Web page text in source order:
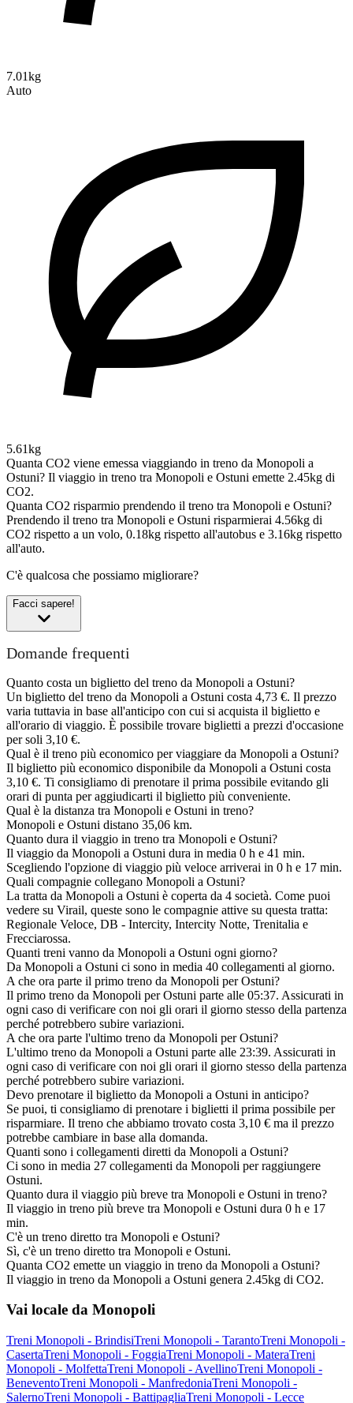
7.01kg
Auto
5.61kg
Quanta CO2 viene emessa viaggiando in treno da Monopoli a
Ostuni? Il viaggio in treno tra Monopoli e Ostuni emette 2.45kg di
CO2.
Quanta CO2 risparmio prendendo il treno tra Monopoli e Ostuni?
Prendendo il treno tra Monopoli e Ostuni risparmierai 4.56kg di
CO2 rispetto a un volo, 0.18kg rispetto all'autobus e 3.16kg rispetto
all'auto.
C'è qualcosa che possiamo migliorare?
Facci sapere!
Domande frequenti
Quanto costa un biglietto del treno da Monopoli a Ostuni?
Un biglietto del treno da Monopoli a Ostuni costa 4,73 €. Il prezzo
varia tuttavia in base all'anticipo con cui si acquista il biglietto e
all'orario di viaggio. È possibile trovare biglietti a prezzi d'occasione
per soli 3,10 €.
Qual è il treno più economico per viaggiare da Monopoli a Ostuni?
Il biglietto più economico disponibile da Monopoli a Ostuni costa
3,10 €. Ti consigliamo di prenotare il prima possibile evitando gli
orari di punta per aggiudicarti il biglietto più conveniente.
Qual è la distanza tra Monopoli e Ostuni in treno?
Monopoli e Ostuni distano 35,06 km.
Quanto dura il viaggio in treno tra Monopoli e Ostuni?
Il viaggio da Monopoli a Ostuni dura in media 0 h e 41 min.
Scegliendo l'opzione di viaggio più veloce arriverai in 0 h e 17 min.
Quali compagnie collegano Monopoli a Ostuni?
La tratta da Monopoli a Ostuni è coperta da 4 società. Come puoi
vedere su Virail, queste sono le compagnie attive su questa tratta:
Regionale Veloce, DB - Intercity, Intercity Notte, Trenitalia e
Frecciarossa.
Quanti treni vanno da Monopoli a Ostuni ogni giorno?
Da Monopoli a Ostuni ci sono in media 40 collegamenti al giorno.
A che ora parte il primo treno da Monopoli per Ostuni?
Il primo treno da Monopoli per Ostuni parte alle 05:37. Assicurati in
ogni caso di verificare con noi gli orari il giorno stesso della partenza
perché potrebbero subire variazioni.
A che ora parte l'ultimo treno da Monopoli per Ostuni?
L'ultimo treno da Monopoli a Ostuni parte alle 23:39. Assicurati in
ogni caso di verificare con noi gli orari il giorno stesso della partenza
perché potrebbero subire variazioni.
Devo prenotare il biglietto da Monopoli a Ostuni in anticipo?
Se puoi, ti consigliamo di prenotare i biglietti il prima possibile per
risparmiare. Il treno che abbiamo trovato costa 3,10 € ma il prezzo
potrebbe cambiare in base alla domanda.
Quanti sono i collegamenti diretti da Monopoli a Ostuni?
Ci sono in media 27 collegamenti da Monopoli per raggiungere
Ostuni.
Quanto dura il viaggio più breve tra Monopoli e Ostuni in treno?
Il viaggio in treno più breve tra Monopoli e Ostuni dura 0 h e 17
min.
C'è un treno diretto tra Monopoli e Ostuni?
Sì, c'è un treno diretto tra Monopoli e Ostuni.
Quanta CO2 emette un viaggio in treno da Monopoli a Ostuni?
Il viaggio in treno da Monopoli a Ostuni genera 2.45kg di CO2.
Vai locale da Monopoli
Treni Monopoli - BrindisiTreni Monopoli - TarantoTreni Monopoli -
CasertaTreni Monopoli - FoggiaTreni Monopoli - MateraTreni
Monopoli - MolfettaTreni Monopoli - AvellinoTreni Monopoli -
BeneventoTreni Monopoli - ManfredoniaTreni Monopoli -
SalernoTreni Monopoli - BattipagliaTreni Monopoli - Lecce